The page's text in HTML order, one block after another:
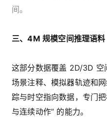
间。
三、4M 规模空间推理语料
这部分数据覆盖 2D/3D 空
场景注释、模拟器轨迹和
踪与时空指向数据，专门
与连续动作” 的能力。